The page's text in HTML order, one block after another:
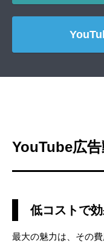
YouTube広
低コストで
最大の魅力は、その